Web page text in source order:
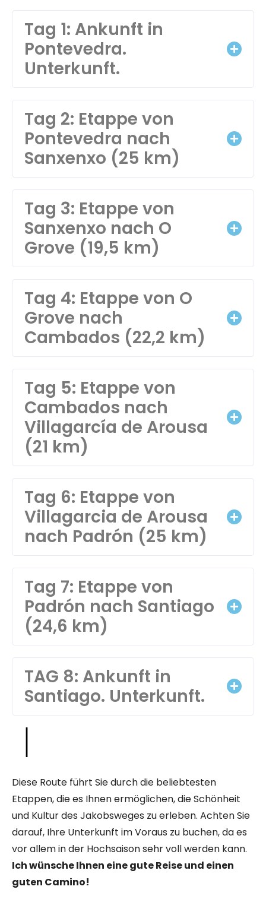
Tag 1: Ankunft in
Pontevedra.
Unterkunft.
Tag 2: Etappe von
Pontevedra nach
Sanxenxo (25 km)
Tag 3: Etappe von
Sanxenxo nach O
Grove (19,5 km)
Tag 4: Etappe von O
Grove nach
Cambados (22,2 km)
Tag 5: Etappe von
Cambados nach
Villagarcía de Arousa
(21 km)
Tag 6: Etappe von
Villagarcia de Arousa
nach Padrón (25 km)
Tag 7: Etappe von
Padrón nach Santiago
(24,6 km)
TAG 8: Ankunft in
Santiago. Unterkunft.
Diese Route führt Sie durch die beliebtesten
Etappen, die es Ihnen ermöglichen, die Schönheit
und Kultur des Jakobsweges zu erleben. Achten Sie
darauf, Ihre Unterkunft im Voraus zu buchen, da es
vor allem in der Hochsaison sehr voll werden kann.
Ich wünsche Ihnen eine gute Reise und einen
guten Camino!